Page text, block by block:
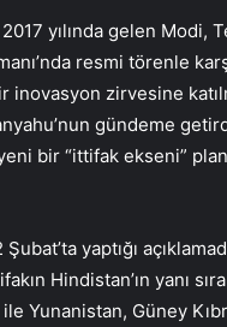
yılında gelen Modi,
resmi törenle
inovasyon zirvesine
gündeme
bir “ittifak ekseni”
yaptığı
Hindistan’ın yanı
Yunanistan, Güney